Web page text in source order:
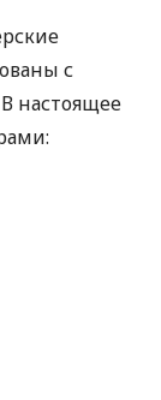
с
настоящее